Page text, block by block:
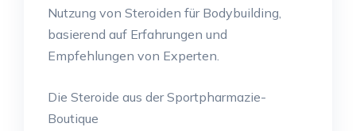
Nutzung von Steroiden für Bodybuilding,
basierend auf Erfahrungen und
Empfehlungen von Experten.
Die Steroide aus der Sportpharmazie-
Boutique